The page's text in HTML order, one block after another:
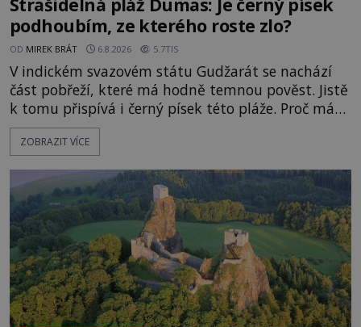
podhoubím, ze kterého roste zlo?
OD MIREK BRÁT 6.8.2026 5.7TIS
V indickém svazovém státu Gudžarát se nachází
část pobřeží, které má hodně temnou pověst. Jistě
k tomu přispívá i černý písek této pláže. Proč má
pláž takové netypické zbarvení? Nakolik jsou
pravdivé historky, že zde došlo k nevysvětlitelným
následovat. Vstupujeme na pláž Dumas ve městě
Surat. Gu
ZOBRAZIT VÍCE